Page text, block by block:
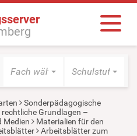
Fach wählen Schulstufe
Sonderpädagogische
Grundlagen –
Medien
Materialien für den
Arbeitsblätter zum